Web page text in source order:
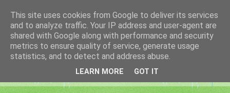
El sueño de las palabras
PÁGINA LITERARIA DE FELISA MORENO
This site uses cookies from Google to deliver its services
and to analyze traffic. Your IP address and user-agent are
shared with Google along with performance and security
metrics to ensure quality of service, generate usage
statistics, and to detect and address abuse.
LEARN MORE GOT IT